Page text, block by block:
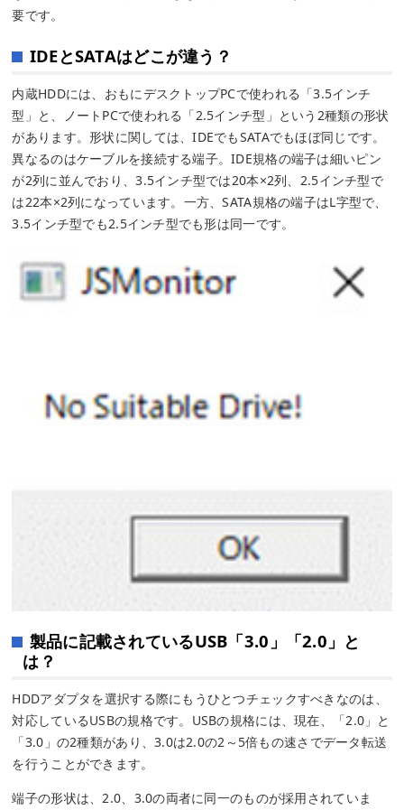
要です。
IDEとSATAはどこが違う？
内蔵HDDには、おもにデスクトップPCで使われる「3.5インチ
型」と、ノートPCで使われる「2.5インチ型」という2種類の形状
があります。形状に関しては、IDEでもSATAでもほぼ同じです。
異なるのはケーブルを接続する端子。IDE規格の端子は細いピン
が2列に並んでおり、3.5インチ型では20本×2列、2.5インチ型で
は22本×2列になっています。一方、SATA規格の端子はL字型で、
3.5インチ型でも2.5インチ型でも形は同一です。
製品に記載されているUSB「3.0」「2.0」と
は？
HDDアダプタを選択する際にもうひとつチェックすべきなのは、
対応しているUSBの規格です。USBの規格には、現在、「2.0」と
「3.0」の2種類があり、3.0は2.0の2～5倍もの速さでデータ転送
を行うことができます。
端子の形状は、2.0、3.0の両者に同一のものが採用されていま